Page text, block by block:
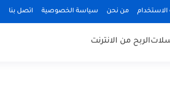
من نحن سياسة الخصوصية اتصل بنا
الربح من الانترنت